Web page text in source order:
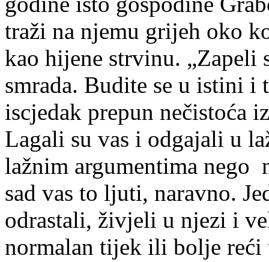
traži na njemu grijeh oko
kao hijene strvinu. „Zapeli
smrada. Budite se u istini i
iscjedak prepun nečistoća
Lagali su vas i odgajali u
lažnim argumentima nego
sad vas to ljuti, naravno.
odrastali, živjeli u njezi i
normalan tijek ili bolje